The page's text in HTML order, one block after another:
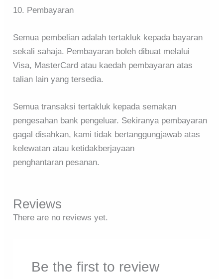
10. Pembayaran
Semua pembelian adalah tertakluk kepada bayaran
sekali sahaja. Pembayaran boleh dibuat melalui
Visa, MasterCard atau kaedah pembayaran atas
talian lain yang tersedia.
Semua transaksi tertakluk kepada semakan
pengesahan bank pengeluar. Sekiranya pembayaran
gagal disahkan, kami tidak bertanggungjawab atas
kelewatan atau ketidakberjayaan
penghantaran pesanan.
Reviews
There are no reviews yet.
Be the first to review